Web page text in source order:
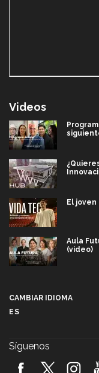
Videos
El
Aula
(video)
2026!
CAMBIAR IDIOMA
ES
Síguenos